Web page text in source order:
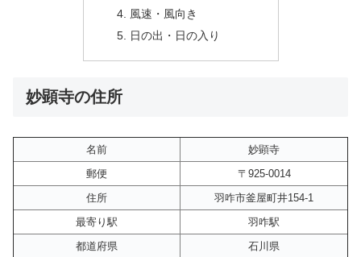
風速・風向き
日の出・日の入り
妙顕寺の住所
名前
妙顕寺
郵便
〒925-0014
住所
羽咋市釜屋町井154-1
最寄り駅
羽咋駅
都道府県
石川県